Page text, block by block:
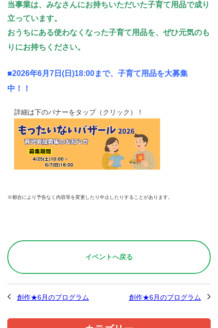
当事業は、みなさんにお持ちいただいた子育て用品で成り
立っています。
おうちにある使わなくなった子育て用品を、ぜひ元気のも
りにお持ちください。
■2026年6月7日(日)18:00まで、 子育て用品を大募集
中！！
詳細は下のバナーをタップ（クリック）！
※都合により予告なく内容等を変更したり中止したりすることがあります。
イベントへ戻る
創作★6月のプログラム 創作★6月のプログラム